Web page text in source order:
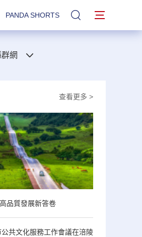
PANDA SHORTS 站內搜索
群網
查看更多 >
品質發展新答卷
共文化服務工作會議在涪陵